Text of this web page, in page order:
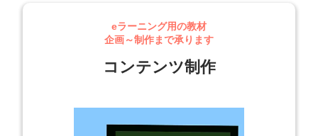
eラーニング用の教材
企画～制作まで承ります
コンテンツ制作